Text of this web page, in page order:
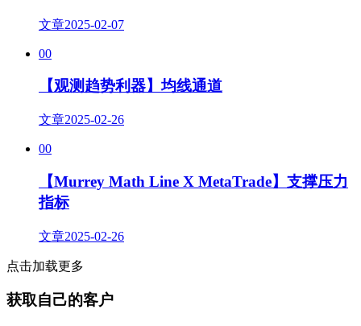
文章2025-02-07
00
【观测趋势利器】均线通道
文章2025-02-26
00
【Murrey Math Line X MetaTrade】支撑压力
指标
文章2025-02-26
点击加载更多
获取自己的客户